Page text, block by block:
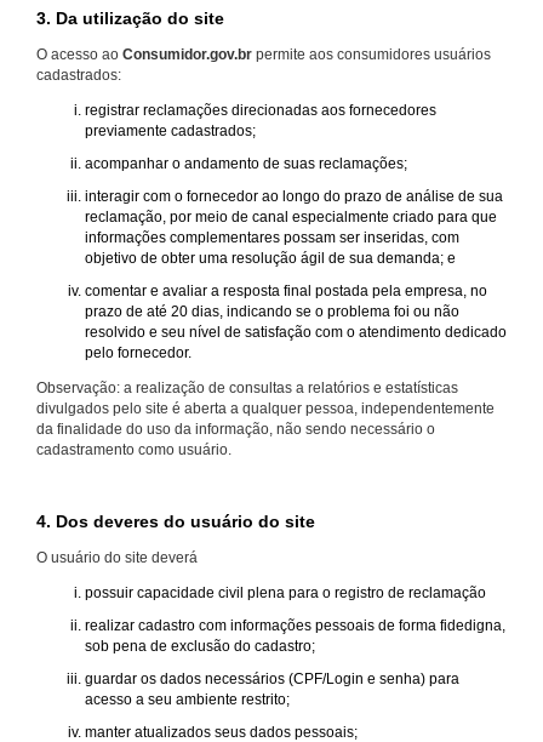
3. Da utilização do site
O acesso ao Consumidor.gov.br permite aos consumidores usuários
cadastrados:
registrar reclamações direcionadas aos fornecedores
previamente cadastrados;
acompanhar o andamento de suas reclamações;
interagir com o fornecedor ao longo do prazo de análise de sua
reclamação, por meio de canal especialmente criado para que
informações complementares possam ser inseridas, com
objetivo de obter uma resolução ágil de sua demanda; e
comentar e avaliar a resposta final postada pela empresa, no
prazo de até 20 dias, indicando se o problema foi ou não
resolvido e seu nível de satisfação com o atendimento dedicado
pelo fornecedor.
Observação: a realização de consultas a relatórios e estatísticas
divulgados pelo site é aberta a qualquer pessoa, independentemente
da finalidade do uso da informação, não sendo necessário o
cadastramento como usuário.
4. Dos deveres do usuário do site
O usuário do site deverá
possuir capacidade civil plena para o registro de reclamação
realizar cadastro com informações pessoais de forma fidedigna,
sob pena de exclusão do cadastro;
guardar os dados necessários (CPF/Login e senha) para
acesso a seu ambiente restrito;
manter atualizados seus dados pessoais;